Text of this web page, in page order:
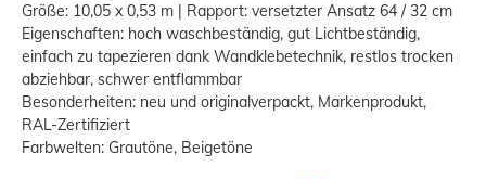
Größe: 10,05 x 0,53 m | Rapport: versetzter Ansatz 64 / 32 cm
Eigenschaften: hoch waschbeständig, gut Lichtbeständig,
einfach zu tapezieren dank Wandklebetechnik, restlos trocken
abziehbar, schwer entflammbar
Besonderheiten: neu und originalverpackt, Markenprodukt,
RAL-Zertifiziert
Farbwelten: Grautöne, Beigetöne